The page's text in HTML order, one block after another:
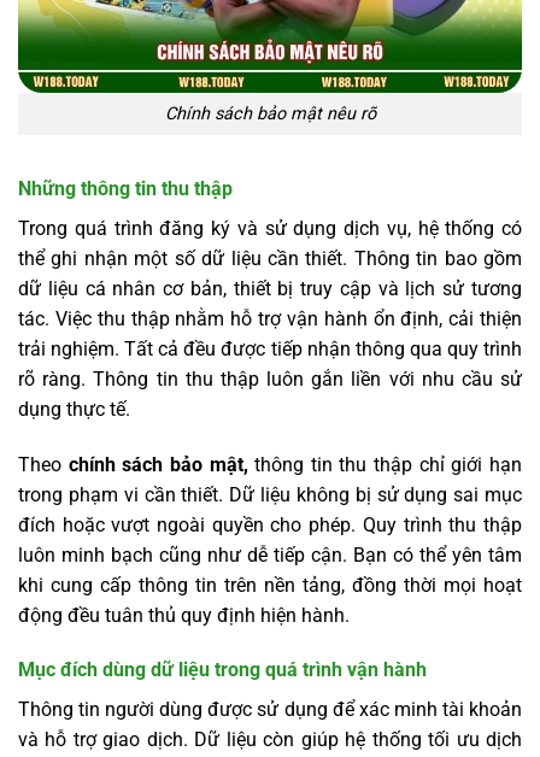
Chính sách bảo mật nêu rõ
Những thông tin thu thập
Trong quá trình đăng ký và sử dụng dịch vụ, hệ thống có
thể ghi nhận một số dữ liệu cần thiết. Thông tin bao gồm
dữ liệu cá nhân cơ bản, thiết bị truy cập và lịch sử tương
tác. Việc thu thập nhằm hỗ trợ vận hành ổn định, cải thiện
trải nghiệm. Tất cả đều được tiếp nhận thông qua quy trình
rõ ràng. Thông tin thu thập luôn gắn liền với nhu cầu sử
dụng thực tế.
Theo chính sách bảo mật, thông tin thu thập chỉ giới hạn
trong phạm vi cần thiết. Dữ liệu không bị sử dụng sai mục
đích hoặc vượt ngoài quyền cho phép. Quy trình thu thập
luôn minh bạch cũng như dễ tiếp cận. Bạn có thể yên tâm
khi cung cấp thông tin trên nền tảng, đồng thời mọi hoạt
động đều tuân thủ quy định hiện hành.
Mục đích dùng dữ liệu trong quá trình vận hành
Thông tin người dùng được sử dụng để xác minh tài khoản
và hỗ trợ giao dịch. Dữ liệu còn giúp hệ thống tối ưu dịch